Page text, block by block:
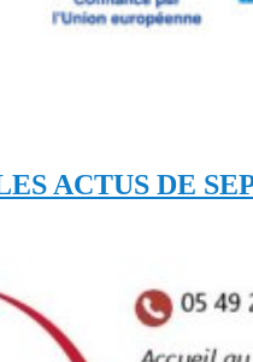
ACTUS DE